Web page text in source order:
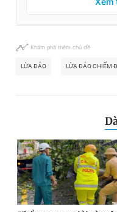
Khám phá thêm chủ đề
LỪA ĐẢO LỪA ĐẢO CHIẾM